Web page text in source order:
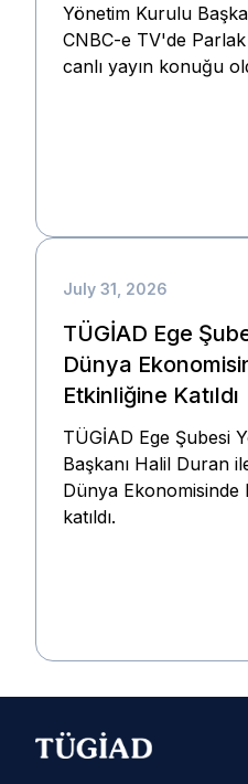
Yönetim Kurulu
CNBC-e TV'de
canlı yayın konuğu
July 31, 2026
TÜGİAD Ege
Dünya
Etkinliğine Katıldı
TÜGİAD Ege Şubesi
Başkanı Halil Duran
Dünya Ekonomisinde
katıldı.